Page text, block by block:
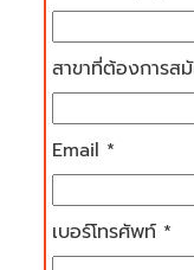
สาขาที่ต้องการส
Email *
เบอร์โทรศัพท์ *